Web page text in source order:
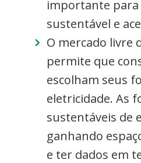
importante
sustentável e
O mercado livre
permite que
escolham seus
eletricidade. As
sustentáveis de
ganhando
e ter dados em